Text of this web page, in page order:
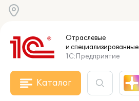
Отраслевые
и специализированные
1С:Предприятие
Каталог